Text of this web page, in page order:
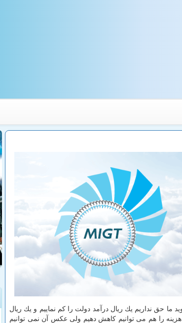
داشته باشد. اصل ۷۵ قانون اساسی می گوید ما حق نداریم یك ریال درآمد دولت را كم نماییم و یك ریال
هزینه را هم می توانیم كاهش دهیم ولی عكس آن نمی توانیم